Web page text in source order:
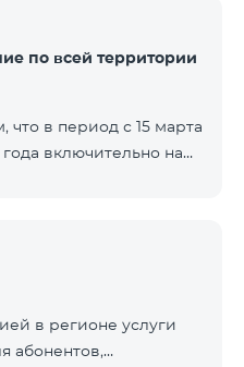
или для
информации просим
Медиа».
по всей территории
в период с 15 марта
включительно на
со скидкой 25% при
с автоматическим
предоставляется со
Кроме того, для
в регионе услуги
абонентов,